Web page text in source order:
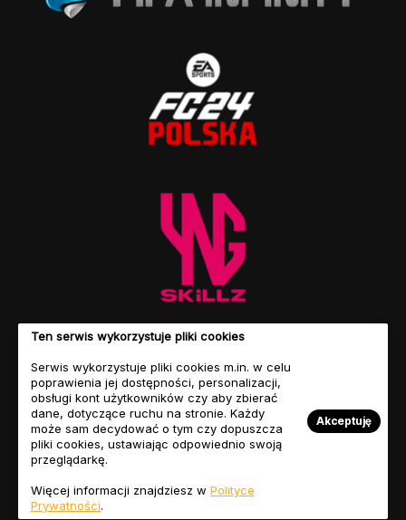
Regulamin
Serwisu
Polityka
Nasz
Ten serwis wykorzystuje pliki cookies
Serwis wykorzystuje pliki cookies m.in. w celu
poprawienia jej dostępności, personalizacji,
obsługi kont użytkowników czy aby zbierać
dane, dotyczące ruchu na stronie. Każdy
może sam decydować o tym czy dopuszcza
pliki cookies, ustawiając odpowiednio swoją
przeglądarkę.
Więcej informacji znajdziesz w Polityce
Prywatności.
Akceptuję